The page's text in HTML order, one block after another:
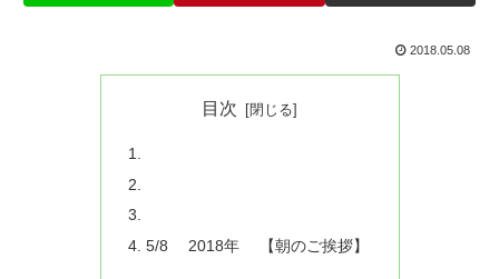
2018.05.08
目次
5/8 2018年 【朝のご挨拶】